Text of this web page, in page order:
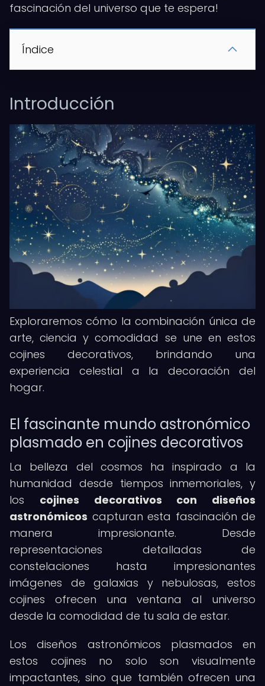
fascinación del universo que te espera!
Índice
Introducción
Exploraremos cómo la combinación única de
arte, ciencia y comodidad se une en estos
cojines decorativos, brindando una
experiencia celestial a la decoración del
hogar.
El fascinante mundo astronómico
plasmado en cojines decorativos
La belleza del cosmos ha inspirado a la
humanidad desde tiempos inmemoriales, y
los cojines decorativos con diseños
astronómicos capturan esta fascinación de
manera impresionante. Desde
representaciones detalladas de
constelaciones hasta impresionantes
imágenes de galaxias y nebulosas, estos
cojines ofrecen una ventana al universo
desde la comodidad de tu sala de estar.
Los diseños astronómicos plasmados en
estos cojines no solo son visualmente
impactantes, sino que también ofrecen una